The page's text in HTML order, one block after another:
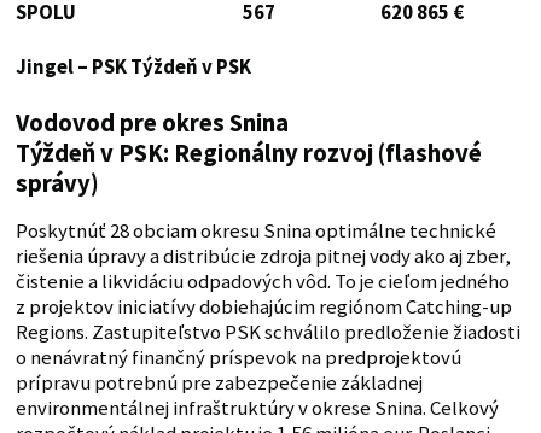
SPOLU 567 620 865 €
Jingel – PSK Týždeň v PSK
Vodovod pre okres Snina
Týždeň v PSK: Regionálny rozvoj (flashové
správy)
Poskytnúť 28 obciam okresu Snina optimálne technické
riešenia úpravy a distribúcie zdroja pitnej vody ako aj zber,
čistenie a likvidáciu odpadových vôd. To je cieľom jedného
z projektov iniciatívy dobiehajúcim regiónom Catching-up
Regions. Zastupiteľstvo PSK schválilo predloženie žiadosti
o nenávratný finančný príspevok na predprojektovú
prípravu potrebnú pre zabezpečenie základnej
environmentálnej infraštruktúry v okrese Snina. Celkový